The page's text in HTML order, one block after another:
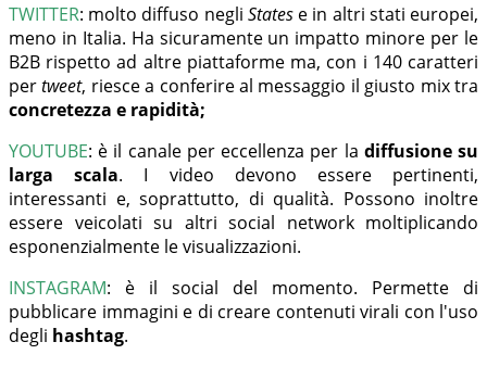
TWITTER: molto diffuso negli Statese in altri stati europei,
meno in Italia. Ha sicuramente un impatto minore per le
B2B rispetto ad altre piattaforme ma, con i 140 caratteri
pertweet, riesce a conferire al messaggio il giusto mix tra
concretezza e rapidità;
YOUTUBE: è il canale per eccellenza per la diffusione su
larga scala. I video devono essere pertinenti,
interessanti e, soprattutto, di qualità. Possono inoltre
essere veicolati su altri social network moltiplicando
esponenzialmente le visualizzazioni.
INSTAGRAM: è il social del momento. Permette di
pubblicare immagini e di creare contenuti virali con l'uso
degli hashtag.